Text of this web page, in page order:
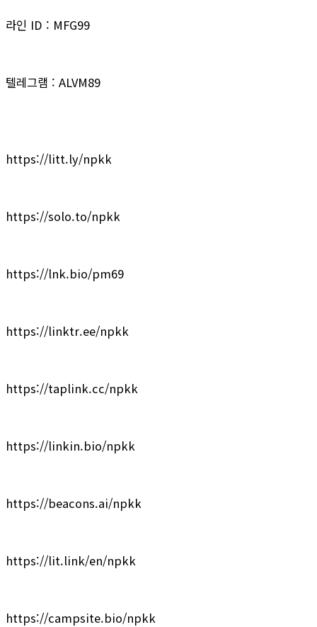
라인 ID : MFG99
텔레그램 : ALVM89
https://litt.ly/npkk
https://solo.to/npkk
https://lnk.bio/pm69
https://linktr.ee/npkk
https://taplink.cc/npkk
https://linkin.bio/npkk
https://beacons.ai/npkk
https://lit.link/en/npkk
https://campsite.bio/npkk